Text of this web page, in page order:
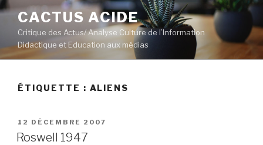
Aller
contenu
principal
CACTUS ACIDE
Critique des Actus/ Analyse Culture de l’Information
Didactique et Education aux médias
ÉTIQUETTE : ALIENS
PUBLIÉ
LE
12 DÉCEMBRE 2007
Roswell 1947